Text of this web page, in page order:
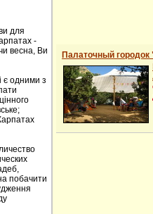
для
-
весна, Ви
є одними з
побачити
Палаточный